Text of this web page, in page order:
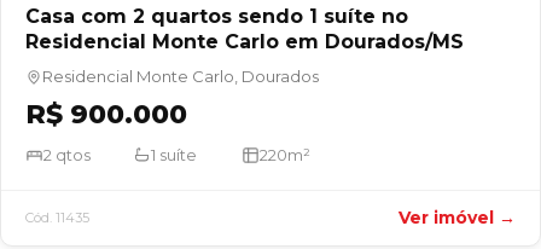
Casa com 2 quartos sendo 1 suíte no
Residencial Monte Carlo em Dourados/MS
Residencial Monte Carlo, Dourados
R$ 900.000
2 qtos 1 suíte 220m²
Cód. 11435 Ver imóvel →